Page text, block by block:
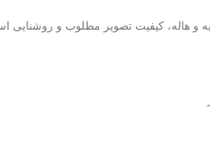
کیفیت تصویر مطلوب و روشنایی